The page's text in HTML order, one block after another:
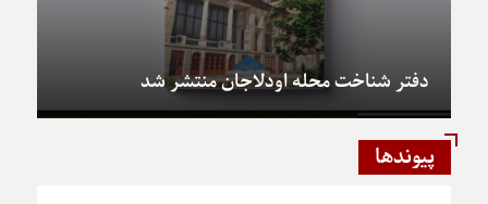
دفتر شناخت محله اودلاجان منتشر شد
پیوندها